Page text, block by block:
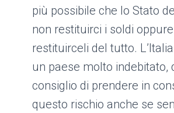
più possibile che lo Stato
non restituirci i soldi
restituirceli del tutto.
un paese molto indebitato,
consiglio di prendere in
questo rischio anche se